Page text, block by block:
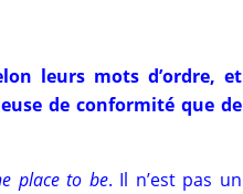
leurs mots d’ordre, et
de conformité que de
place to be. Il n’est pas un